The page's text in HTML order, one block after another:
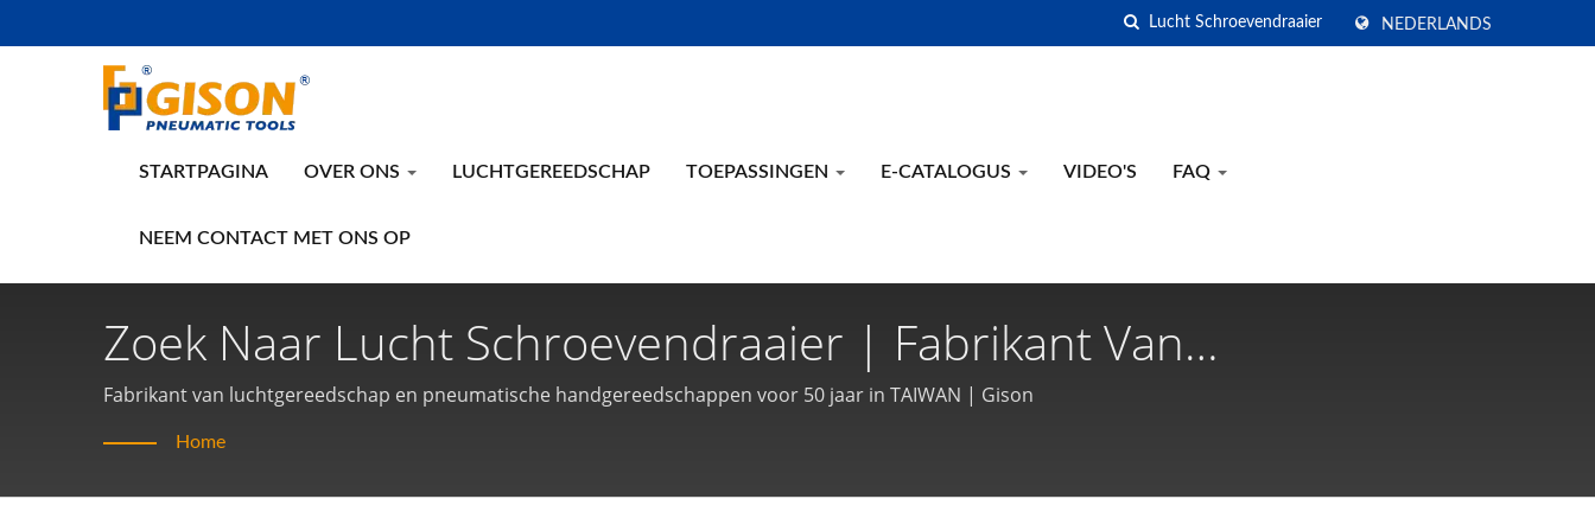
NEDERLANDS
STARTPAGINA OVER ONS LUCHTGEREEDSCHAP TOEPASSINGEN E-CATALOGUS VIDEO'S FAQ
NEEM CONTACT MET ONS OP
Zoek Naar Lucht Schroevendraaier | Fabrikant Van
Handgereedschap En Pneumatische Gereedschappen - Gison
Fabrikant van luchtgereedschap en pneumatische handgereedschappen voor 50 jaar in TAIWAN | Gison
Home